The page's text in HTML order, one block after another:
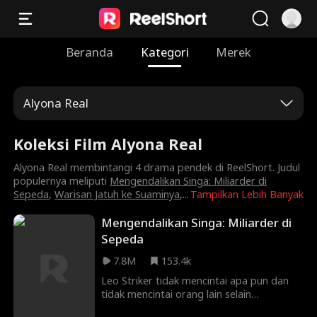
Beranda Kategori Merek
Alyona Real
Koleksi Film Alyona Real
Tampilkan Lebih Banyak
Alyona Real membintangi 4 drama pendek di ReelShort. Judul
populernya meliputi Mengendalikan Singa: Miliarder di
Sepeda,Warisan Jatuh ke Suaminya,...
Mengendalikan Singa: Miliarder di
Sepeda
7.8M
153.4k
Leo Striker tidak mencintai apa pun dan
tidak mencintai orang lain selain